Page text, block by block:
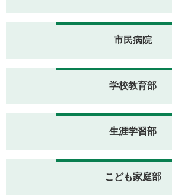
市民病院
学校教育部
生涯学習部
こども家庭部